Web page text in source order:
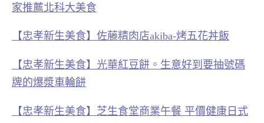
家推薦北科大美食
【忠孝新生美食】佐藤精肉店akiba-烤五花丼飯
【忠孝新生美食】光華紅豆餅。生意好到要抽號碼
牌的爆漿車輪餅
【忠孝新生美食】芝生食堂商業午餐 平價健康日式